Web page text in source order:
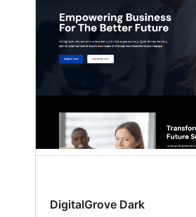
DigitalGrove Dark